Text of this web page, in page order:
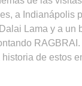
a Indianápolis
Lama y a un
de estos